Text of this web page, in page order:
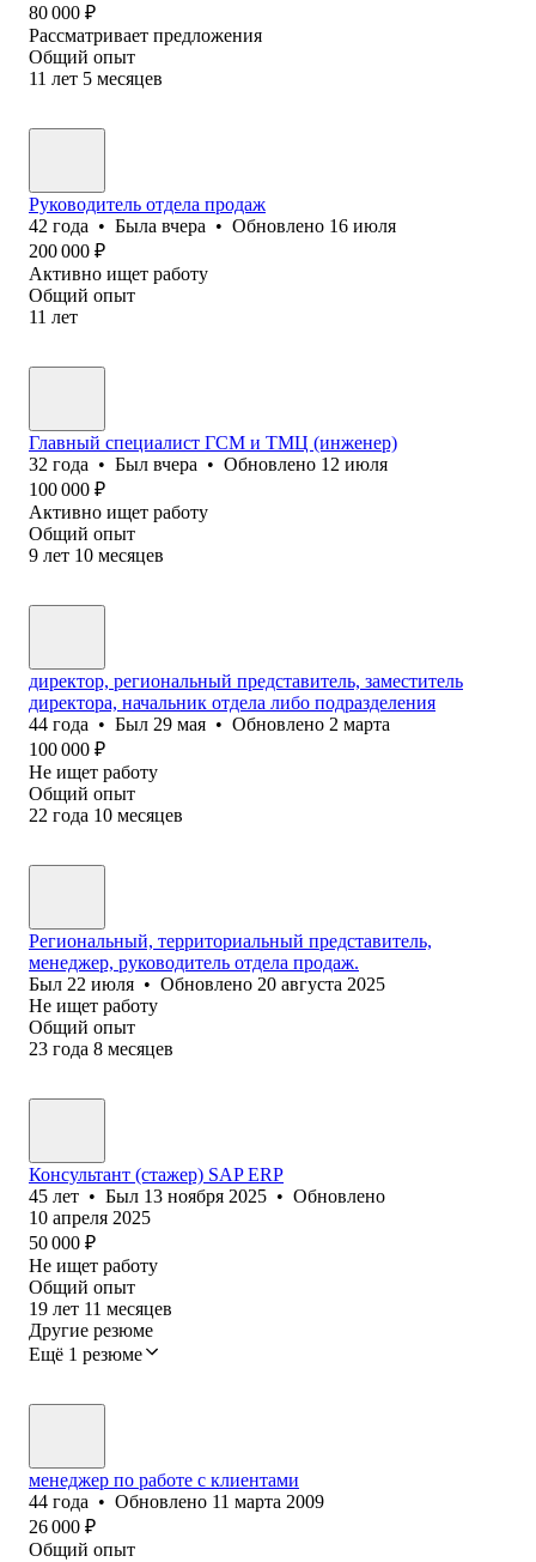
80 000 ₽
Рассматривает предложения
Общий опыт
11 лет 5 месяцев
Руководитель отдела продаж
42 года • Была вчера • Обновлено 16 июля
200 000 ₽
Активно ищет работу
Общий опыт
11 лет
Главный специалист ГСМ и ТМЦ (инженер)
32 года • Был вчера • Обновлено 12 июля
100 000 ₽
Активно ищет работу
Общий опыт
9 лет 10 месяцев
директор, региональный представитель, заместитель
директора, начальник отдела либо подразделения
44 года • Был 29 мая • Обновлено 2 марта
100 000 ₽
Не ищет работу
Общий опыт
22 года 10 месяцев
Региональный, территориальный представитель,
менеджер, руководитель отдела продаж.
Был 22 июля • Обновлено 20 августа 2025
Не ищет работу
Общий опыт
23 года 8 месяцев
Консультант (стажер) SAP ERP
45 лет • Был 13 ноября 2025 • Обновлено
10 апреля 2025
50 000 ₽
Не ищет работу
Общий опыт
19 лет 11 месяцев
Другие резюме
Ещё 1 резюме
менеджер по работе с клиентами
44 года • Обновлено 11 марта 2009
26 000 ₽
Общий опыт